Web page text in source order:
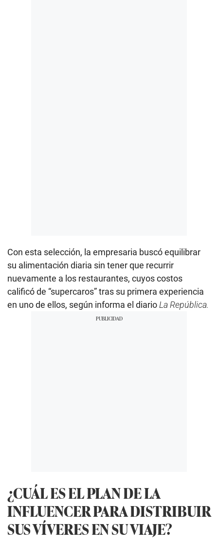
Con esta selección, la empresaria buscó equilibrar
su alimentación diaria sin tener que recurrir
nuevamente a los restaurantes, cuyos costos
calificó de “supercaros” tras su primera experiencia
en uno de ellos, según informa el diario La República.
¿CUÁL ES EL PLAN DE LA
INFLUENCER PARA DISTRIBUIR
SUS VÍVERES EN SU VIAJE?